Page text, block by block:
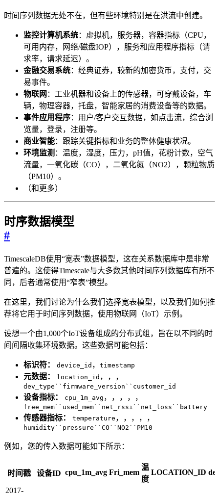
时间序列数据无处不在，但有些环境特别是在洪流中创建。
监控计算机系统：虚拟机，服务器，容器指标（CPU，
可用内存，网络/磁盘IOP），服务和应用程序指标（请
求率，请求延迟）。
金融交易系统：经典证券，较新的加密货币，支付，交
易事件。
物联网 ：工业机器和设备上的传感器，可穿戴设备，车
辆，物理容器，托盘，智能家居的消费设备等的数据。
事件应用程序：用户/客户交互数据，如点击流，综合浏
览量，登录，注册等。
商业智能：跟踪关键指标和业务的整体健康状况。
环境监测 ：温度，湿度，压力，pH值，花粉计数，空气
流量，一氧化碳（CO），二氧化氮（NO2），颗粒物质
（PM10）。
（和更多）
时序数据模型
#
TimescaleDB使用“宽表”数据模型，这在关系数据库中是非常
普遍的。这使得Timescale与大多数其他时间序列数据库有所不
同，后者通常使用“窄表”模型。
在这里，我们讨论为什么我们选择宽表模型，以及我们如何推
荐将它用于时间序列数据，使用物联网（IoT）示例。
设想一个由1,000个IoT设备组成的分布式组，旨在以不同的时
间间隔收集环境数据。这些数据可能包括：
标识符： device_id ， timestamp
元数据： location_id ，，，
dev_type``firmware_version``customer_id
设备指标： cpu_1m_avg ，，，，，
free_mem``used_mem``net_rssi``net_loss``battery
传感器指标： temperature ，，，，，
humidity``pressure``CO``NO2``PM10
例如，您的传入数据可能如下所示：
时间戳 设备ID cpu_1m_avg Fri_mem
温
度
LOCATION_ID
2017-